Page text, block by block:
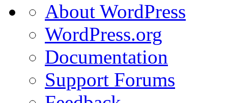
WordPressAbout WordPress
WordPress.org
Documentation
Support Forums